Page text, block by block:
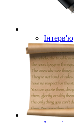
Інтерв'ю